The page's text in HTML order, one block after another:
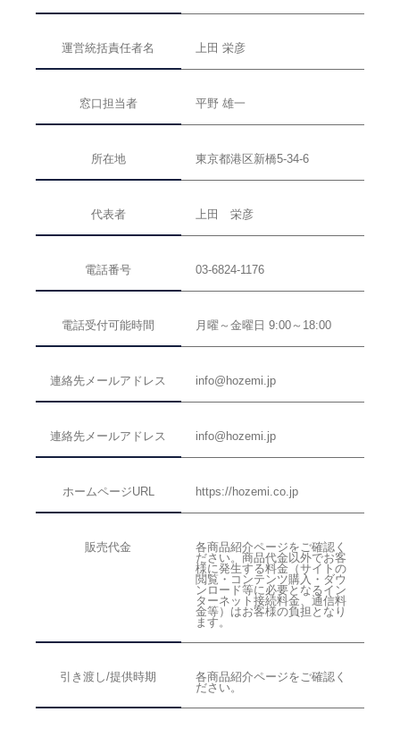
運営統括責任者名 上田 栄彦
窓口担当者 平野 雄一
所在地 東京都港区新橋5-34-6
代表者 上田 栄彦
電話番号 03-6824-1176
電話受付可能時間 月曜～金曜日 9:00～18:00
連絡先メールアドレス info@hozemi.jp
連絡先メールアドレス info@hozemi.jp
ホームページURL https://hozemi.co.jp
販売代金
各商品紹介ページをご確認く
ださい。商品代金以外でお客
様に発生する料金（サイトの
閲覧・コンテンツ購入・ダウ
ンロード等に必要となるイン
ターネット接続料金、通信料
金等）はお客様の負担となり
ます。
引き渡し/提供時期
各商品紹介ページをご確認く
ださい。